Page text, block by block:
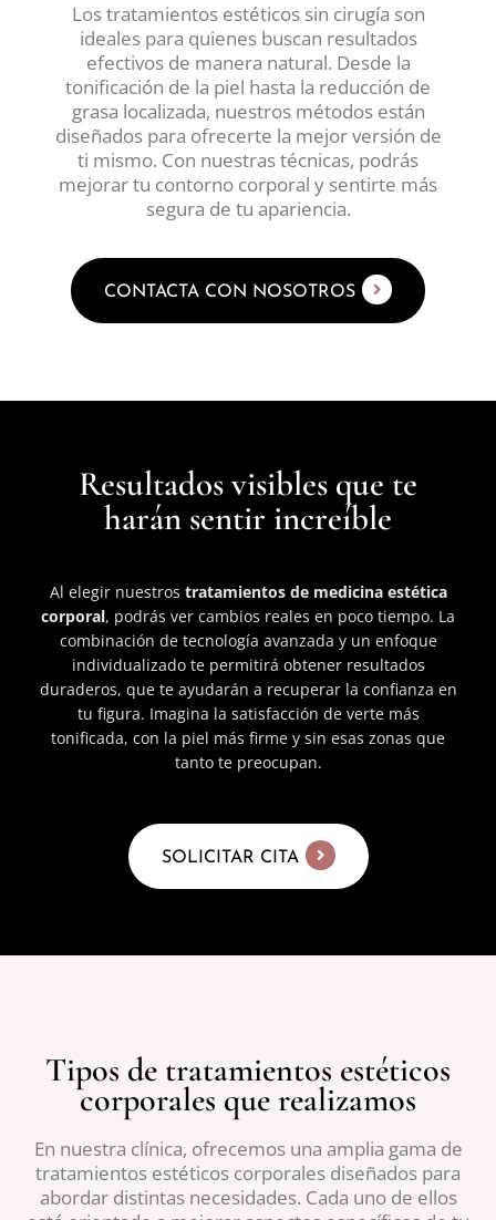
Los tratamientos estéticos sin cirugía son
ideales para quienes buscan resultados
efectivos de manera natural. Desde la
tonificación de la piel hasta la reducción de
grasa localizada, nuestros métodos están
diseñados para ofrecerte la mejor versión de
ti mismo. Con nuestras técnicas, podrás
mejorar tu contorno corporal y sentirte más
segura de tu apariencia.
CONTACTA CON NOSOTROS
Resultados visibles que te
harán sentir increíble
Al elegir nuestros tratamientos de medicina estética
corporal, podrás ver cambios reales en poco tiempo. La
combinación de tecnología avanzada y un enfoque
individualizado te permitirá obtener resultados
duraderos, que te ayudarán a recuperar la confianza en
tu figura. Imagina la satisfacción de verte más
tonificada, con la piel más firme y sin esas zonas que
tanto te preocupan.
SOLICITAR CITA
Tipos de tratamientos estéticos
corporales que realizamos
En nuestra clínica, ofrecemos una amplia gama de
tratamientos estéticos corporales diseñados para
abordar distintas necesidades. Cada uno de ellos